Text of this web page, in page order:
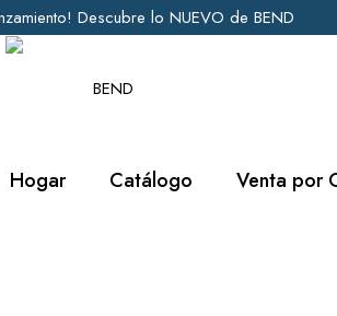
Descubre lo NUEVO de BEND
Hogar Catálogo Venta por